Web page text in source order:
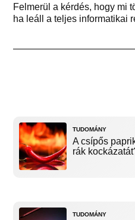
Felmerül a kérdés, hogy mi
ha leáll a teljes informatikai
TUDOMÁNY
A csípős
rák
TUDOMÁNY